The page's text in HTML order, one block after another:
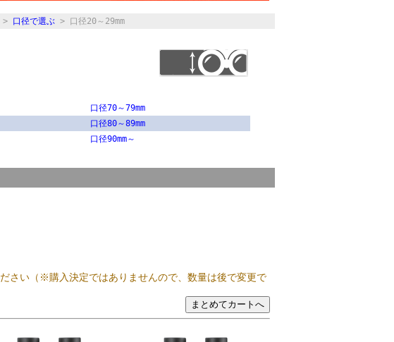
口径で選ぶ> 口径20～29mm
口径70～79mm
口径80～89mm
口径90mm～
さい（※購入決定ではありませんので、数量は後で変更で